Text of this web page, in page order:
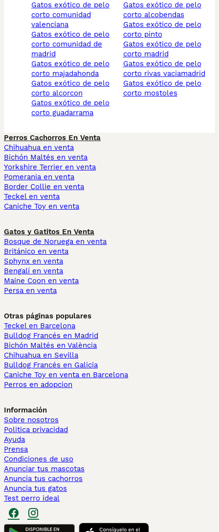
gatos exótico de pelo
corto comunidad
valenciana
gatos exótico de pelo
corto comunidad de
madrid
gatos exótico de pelo
corto majadahonda
gatos exótico de pelo
corto alcorcon
gatos exótico de pelo
corto guadarrama
gatos exótico de pelo
corto alcobendas
gatos exótico de pelo
corto pinto
gatos exótico de pelo
corto madrid
gatos exótico de pelo
corto rivas vaciamadrid
gatos exótico de pelo
corto mostoles
Perros Cachorros En Venta
Chihuahua en venta
Bichón Maltés en venta
Yorkshire Terrier en venta
Pomerania en venta
Border Collie en venta
Teckel en venta
Caniche Toy en venta
Gatos y Gatitos En Venta
Bosque de Noruega en venta
Británico en venta
Sphynx en venta
Bengalí en venta
Maine Coon en venta
Persa en venta
Otras páginas populares
Teckel en Barcelona
Bulldog Francés en Madrid
Bichón Maltés en València
Chihuahua en Sevilla
Bulldog Francés en Galicia
Caniche Toy en venta en Barcelona
Perros en adopcion
Información
Sobre nosotros
Politica privacidad
Ayuda
Prensa
Condiciones de uso
Anunciar tus mascotas
Anuncia tus cachorros
Anuncia tus gatos
Test perro ideal